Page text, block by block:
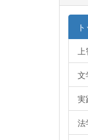
上
文
実
法